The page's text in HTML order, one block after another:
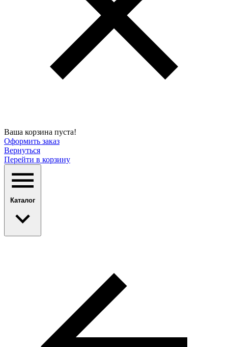
Ваша корзина пуста!
Оформить заказ
Вернуться
Перейти в корзину
Каталог